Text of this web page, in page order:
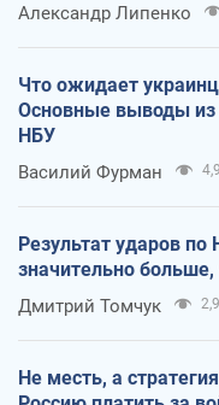
Александр Липенко
Что ожидает
Основные выводы из
НБУ
Василий Фурман
Результат ударов по
значительно
Дмитрий Томчук
Не месть, а